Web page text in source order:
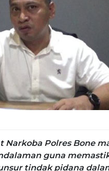
Narkoba Polres Bone
guna
tindak pidana